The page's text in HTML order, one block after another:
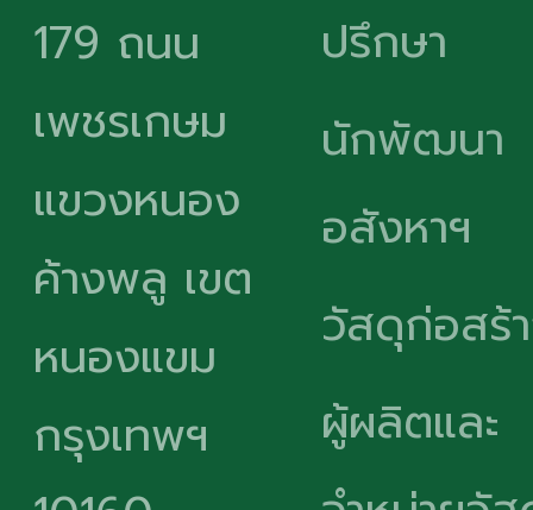
179 ถนน
เพชรเกษม
แขวงหนอง
ค้างพลู เขต
หนองแขม
กรุงเทพฯ
ปรึกษา
นักพัฒนา
อสังหาฯ
วัสดุก่อสร้
ผู้ผลิตและ